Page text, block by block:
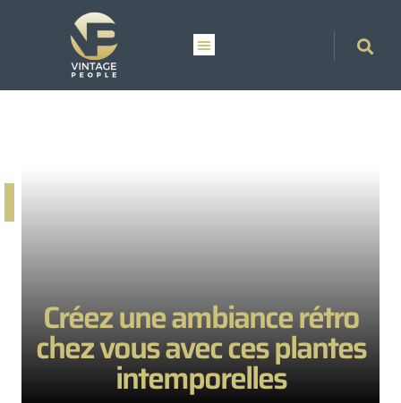
Créez une ambiance rétro
chez vous avec ces plantes
intemporelles